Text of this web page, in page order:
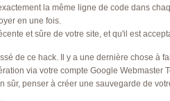
la même ligne de code dans
en une fois.
et sûre de votre site, et qu'il est
de ce hack. Il y a une dernière chose à
via votre compte Google
sûr, penser à créer une sauvegarde de